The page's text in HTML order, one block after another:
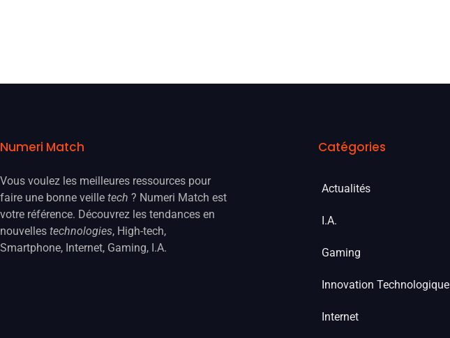
Numeri Match
Vous voulez les meilleures ressources pour
faire une bonne veille tech ? Numeri Match est
votre référence. Découvrez les tendances en
nouvelles technologies, High-tech,
Smartphone, Internet, Gaming, I.A.
Catégories
Actualités
I.A.
Gaming
Innovation Technologique
Internet